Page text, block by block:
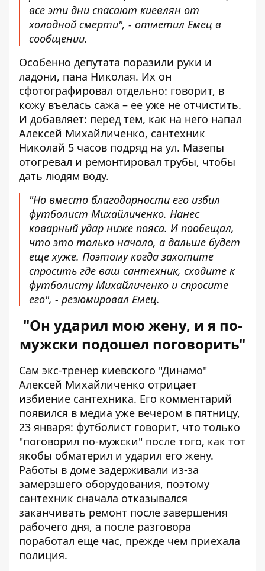
все эти дни спасают киевлян от
холодной смерти", - отметил Емец в
сообщении.
Особенно депутата поразили руки и
ладони, пана Николая. Их он
сфотографировал отдельно: говорит, в
кожу въелась сажа – ее уже не отчистить.
И добавляет: перед тем, как на него напал
Алексей Михайличенко, сантехник
Николай 5 часов подряд на ул. Мазепы
отогревал и ремонтировал трубы, чтобы
дать людям воду.
"Но вместо благодарности его избил
футболист Михайличенко. Нанес
коварный удар ниже пояса. И пообещал,
что это только начало, а дальше будет
еще хуже. Поэтому когда захотите
спросить где ваш сантехник, сходите к
футболисту Михайличенко и спросите
его", - резюмировал Емец.
"Он ударил мою жену, и я по-
мужски подошел поговорить"
Сам экс-тренер киевского "Динамо"
Алексей Михайличенко отрицает
избиение сантехника. Его комментарий
появился в медиа уже вечером в пятницу,
23 января: футболист говорит, что только
"поговорил по-мужски" после того, как тот
якобы обматерил и ударил его жену.
Работы в доме задерживали из-за
замерзшего оборудования, поэтому
сантехник сначала отказывался
заканчивать ремонт после завершения
рабочего дня, а после разговора
поработал еще час, прежде чем приехала
полиция.